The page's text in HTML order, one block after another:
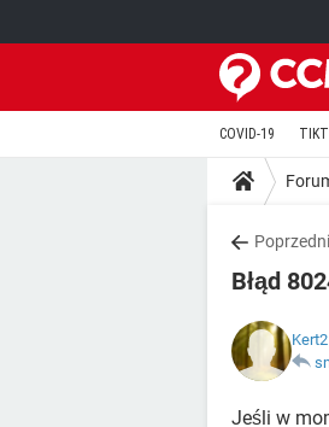
COVID-19
Błąd
Kert2
Jeśli w